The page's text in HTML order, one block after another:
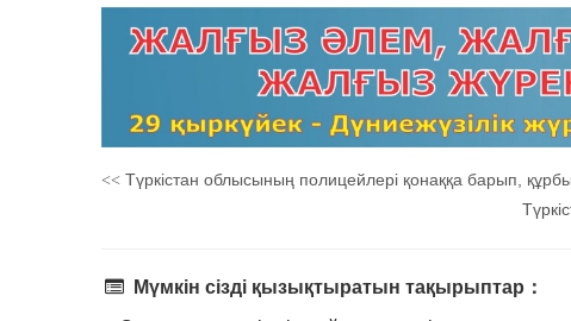
<< Түркістан облысының полицейлері қонаққа барып,
Мүмкін сізді қызықтыратын тақырыптар：